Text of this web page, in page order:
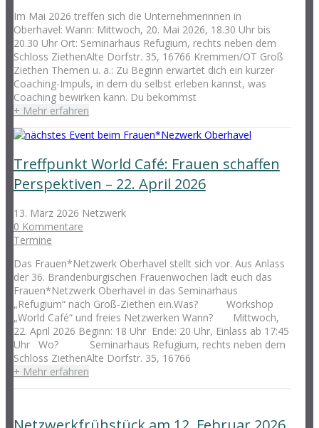
Im Mai 2026 treffen sich die Unternehmerinnen in
Oberhavel: Wann: Mittwoch, 20. Mai 2026, 18.30 Uhr bis
20.30 Uhr Ort: Seminarhaus Refugium, rechts neben dem
Schloss ZiethenAlte Dorfstr. 35, 16766 Kremmen/OT Groß
Ziethen Themen u. a.: Zu Beginn erwartet dich ein kurzer
Coaching-Impuls, in dem du selbst erleben kannst, was
Coaching bewirken kann. Du bekommst
+ Mehr erfahren
Treffpunkt World Café: Frauen schaffen
Perspektiven – 22. April 2026
13. März 2026 Netzwerk
0 Kommentare
Termine
Das Frauen*Netzwerk Oberhavel stellt sich vor. Aus Anlass
der 36. Brandenburgischen Frauenwochen lädt euch das
Frauen*Netzwerk Oberhavel in das Seminarhaus
„Refugium“ nach Groß-Ziethen ein.Was? Workshop
„World Café“ und freies Netzwerken Wann? Mittwoch,
22. April 2026 Beginn: 18 Uhr Ende: 20 Uhr, Einlass ab 17:45
Uhr Wo? Seminarhaus Refugium, rechts neben dem
Schloss ZiethenAlte Dorfstr. 35, 16766
+ Mehr erfahren